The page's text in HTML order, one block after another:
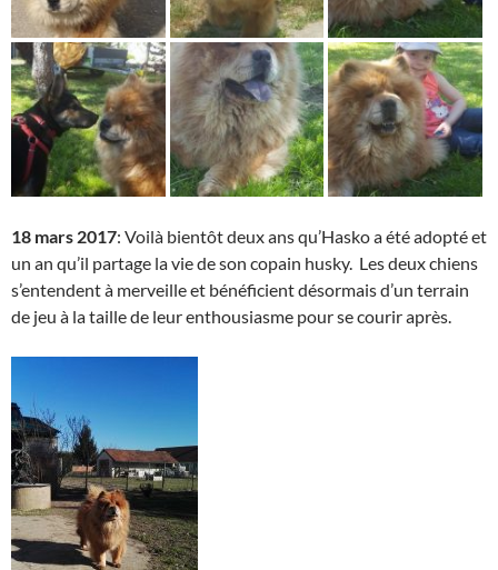
18 mars 2017: Voilà bientôt deux ans qu’Hasko a été adopté et
un an qu’il partage la vie de son copain husky. Les deux chiens
s’entendent à merveille et bénéficient désormais d’un terrain
de jeu à la taille de leur enthousiasme pour se courir après.